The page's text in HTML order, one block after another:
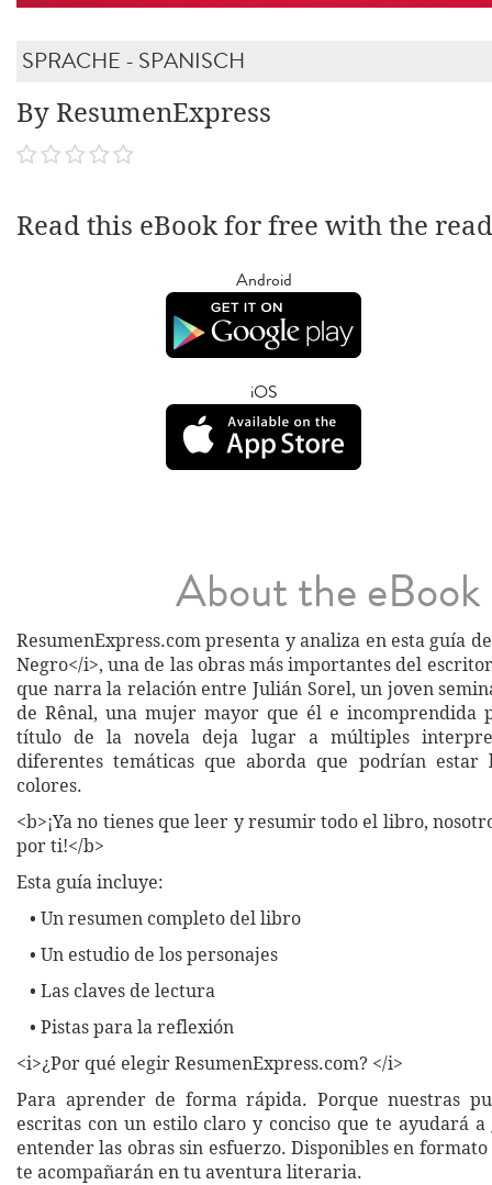
SPRACHE - SPANISCH
By ResumenExpress
Read this eBook for free with the
Android
iOS
About the eBook
ResumenExpress.com presenta y analiza en esta guía
Negro</i>, una de las obras más importantes del
que narra la relación entre Julián Sorel, un joven
de Rênal, una mujer mayor que él e incomprendida
título de la novela deja lugar a múltiples
diferentes temáticas que aborda que podrían estar
colores.
<b>¡Ya no tienes que leer y resumir todo el libro,
por ti!</b>
Esta guía incluye:
• Un resumen completo del libro
• Un estudio de los personajes
• Las claves de lectura
• Pistas para la reflexión
<i>¿Por qué elegir ResumenExpress.com? </i>
Para aprender de forma rápida. Porque nuestras
escritas con un estilo claro y conciso que te ayudará
entender las obras sin esfuerzo. Disponibles en
te acompañarán en tu aventura literaria.